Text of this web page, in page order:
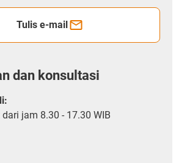
Tulis e-mail
dan konsultasi
jam 8.30 - 17.30 WIB